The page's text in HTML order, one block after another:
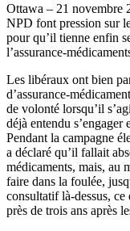
Ottawa – 21 novembre
NPD font pression sur
pour qu’il tienne enfin
l’assurance-
Les libéraux ont bien
d’assurance-
de volonté lorsqu’il
déjà entendu s’engager
Pendant la campagne
a déclaré qu’il fallait
médicaments, mais, au
faire dans la foulée,
consultatif là-dessus,
près de trois ans après